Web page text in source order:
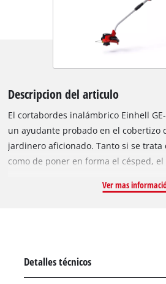
Descripcion del articulo
El cortabordes inalámbrico Einhell GE-
un ayudante probado en el cobertizo
jardinero aficionado. Tanto si se
como de poner en forma el césped,
electrónica de la velocidad. Forma
dividido facilita el transporte y reduce
Ver mas
Detalles técnicos